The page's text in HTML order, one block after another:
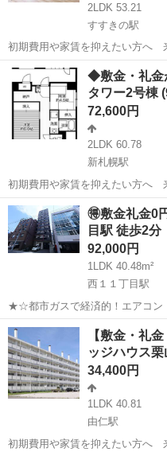
2LDK 53.21
すすきの駅
初期費用や家賃を抑えたい方へ
入居限定！フリーレント1ヶ月あ
料0円！※契約内容や審査の結果
す。もいわ幼稚園 徒歩6分\ 藻岩...
北海道 札幌市 すすきの駅
◆敷金・礼金
タワー2号棟
72,600円
2LDK 60.78
新札幌駅
初期費用や家賃を抑えたい方へ
入居限定！フリーレント1ヶ月あ
料0円！※契約内容や審査の結果
す。桜台いちい幼稚園 徒歩6分\ ...
北海道 札幌市 新札幌駅
🉐敷金礼金0
目駅 徒歩2分
92,000円
1LDK 40.48m²
西１１丁目駅
★☆都市ガスで経済的！エアコン
北海道 札幌市 西１１丁目駅
【敷金・礼
ッジハウス
34,400円
1LDK 40.81
由仁駅
初期費用や家賃を抑えたい方へ